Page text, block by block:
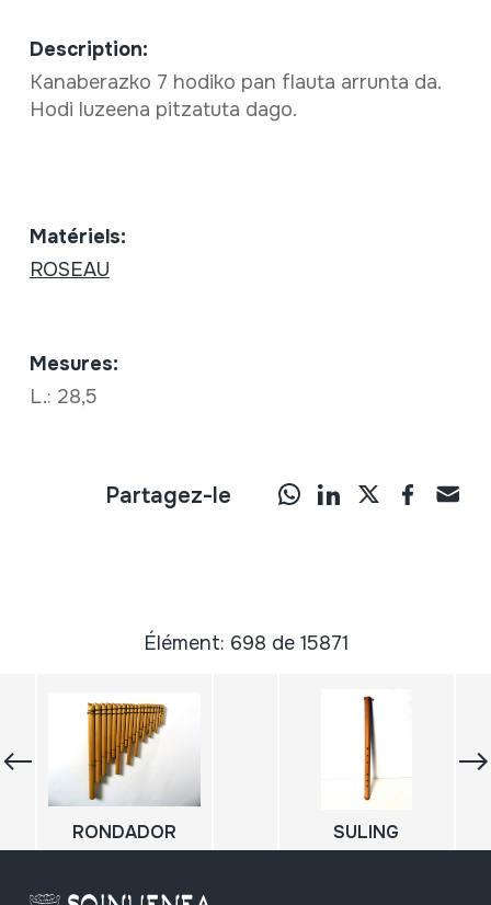
Description:
Kanaberazko 7 hodiko pan flauta arrunta da.
Hodi luzeena pitzatuta dago.
Matériels:
ROSEAU
Mesures:
L.: 28,5
Partagez-le
Élément: 698 de 15871
RONDADOR SULING